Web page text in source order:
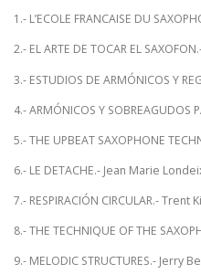
1.- L’ECOLE FRANCAISE DU
2.- EL ARTE DE TOCAR EL
3.- ESTUDIOS DE ARMÓNICOS Y
4.- ARMÓNICOS Y SOBREAGUDOS
5.- THE UPBEAT SAXOPHONE
6.- LE DETACHE.- Jean Marie
7.- RESPIRACIÓN CIRCULAR.- Trent
8.- THE TECHNIQUE OF THE
9.- MELODIC STRUCTURES.- Jerry